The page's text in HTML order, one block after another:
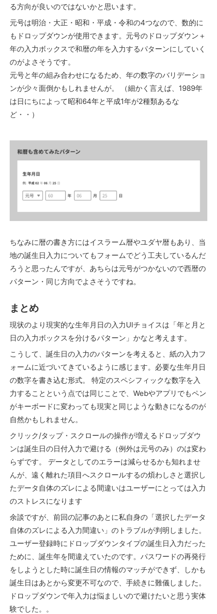
る方向が良いのではないかと思います。
元号は明治・大正・昭和・平成・令和の4つなので、数的に
もドロップダウンが使用できます。元号のドロップダウン＋
年の入力ボックスで和暦の年を入力するパターンにしていく
のがよさそうです。
元号と年の組み合わせになるため、年の数字のバリデーショ
ンが少々面倒かもしれませんが。 （細かく言えば、1989年
は日にちによって昭和64年と平成1年が2種類あるな
ど・・）
ちなみに暦の書き方にはイスラーム暦やユダヤ暦もあり、当
地の誕生日入力についてもフォームでどう工夫しているんだ
ろうと思ったんですが、あちらは元号がつかないので西暦の
パターン・同じ方向でよさそうですね。
まとめ
現状のより現実的な生年月日の入力UIチョイスは「年と月と
日の入力ボックスを分けるパターン」かなと考えます。
こうして、誕生日の入力のパターンを考えると、紙の入力フ
ォームに近づいてきているように感じます。必要な生年月日
の数字を書き込む形式。 特定のスペシフィックな数字を入
力することという点では同じことで、Webやアプリでもペン
がキーボードに変わっても現実と同じような動きになるのが
自然かもしれません。
クリック/タップ・スクロールの操作が増えるドロップダウ
ンは誕生日の日付入力で避ける（例外は元号のみ）のは変わ
らずです。 データとしてのエラーは減らせるかも知れませ
んが、遠く離れた項目へスクロールするの煩わしさと選択し
たデータ自体のズレによる間違いはユーザーにとっては入力
のストレスになります
余談ですが、前回の記事のあとに私自身の「選択したデータ
自体のズレによる入力間違い」のトラブルが判明しました。
ユーザー登録時にドロップダウンタイプの誕生日入力だった
ために、誕生年を間違えていたのです。パスワードの再発行
をしようとした時に誕生日の情報のマッチができず、
しかも
誕生日はあとから変更不可なので、手続きに難儀しました。
ドロップダウンで年入力は悩ましいので避けたいと思う実体
験でした。。